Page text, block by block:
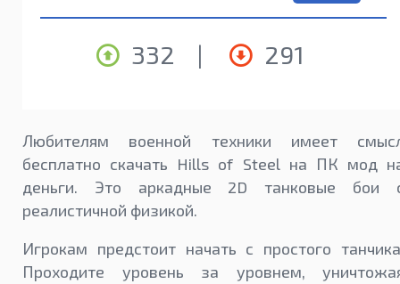
332 | 291
Любителям военной техники имеет
бесплатно скачать Hills of Steel на ПК мод
деньги. Это аркадные 2D танковые бои
реалистичной физикой.
Игрокам предстоит начать с простого
Проходите уровень за уровнем,